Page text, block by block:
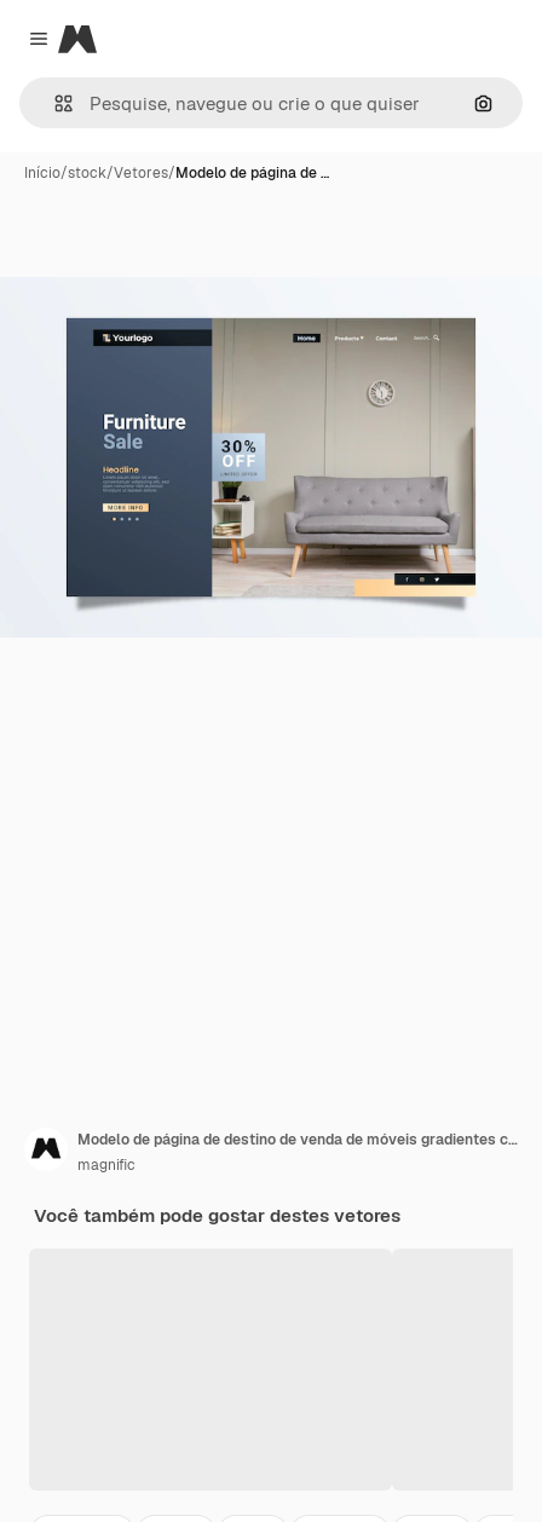
Close menu
Magnific
Início/stock/Vetores/Modelo de página de …
Modelo de página de destino de venda de móveis gradientes com foto
magnific
Você também pode gostar destes vetores